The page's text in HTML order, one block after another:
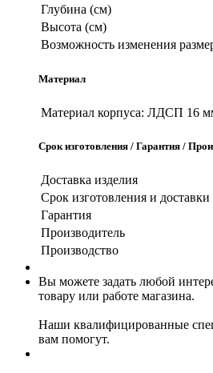
Глубина (см)
Высота (см)
Возможность изменения
Материал
Материал корпуса: ЛДСП 16
Срок изготовления / Гарантия /
Доставка изделия
Срок изготовления и доставки
Гарантия
Производитель
Производство
Вы можете задать любой
товару или работе магазина.
Наши квалифицированные
вам помогут.